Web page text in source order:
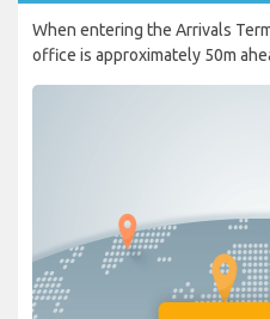
When entering the Arrivals
office is approximately 50m